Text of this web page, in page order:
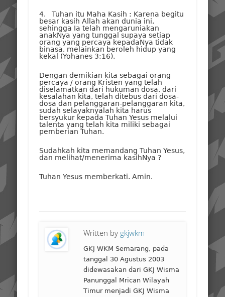
4. Tuhan itu Maha Kasih : Karena begitu
besar kasih Allah akan dunia ini,
sehingga Ia telah mengaruniakan
anakNya yang tunggal supaya setiap
orang yang percaya kepadaNya tidak
binasa, melainkan beroleh hidup yang
kekal (Yohanes 3:16).
Dengan demikian kita sebagai orang
percaya / orang Kristen yang telah
diselamatkan dari hukuman dosa, dari
kesalahan kita, telah ditebus dari dosa-
dosa dan pelanggaran-pelanggaran kita,
sudah selayaknyalah kita harus
bersyukur kepada Tuhan Yesus melalui
talenta yang telah kita miliki sebagai
pemberian Tuhan.
Sudahkah kita memandang Tuhan Yesus,
dan melihat/menerima kasihNya ?
Tuhan Yesus memberkati. Amin.
Written by gkjwkm
GKJ WKM Semarang, pada
tanggal 30 Agustus 2003
didewasakan dari GKJ Wisma
Panunggal Mrican Wilayah
Timur menjadi GKJ Wisma